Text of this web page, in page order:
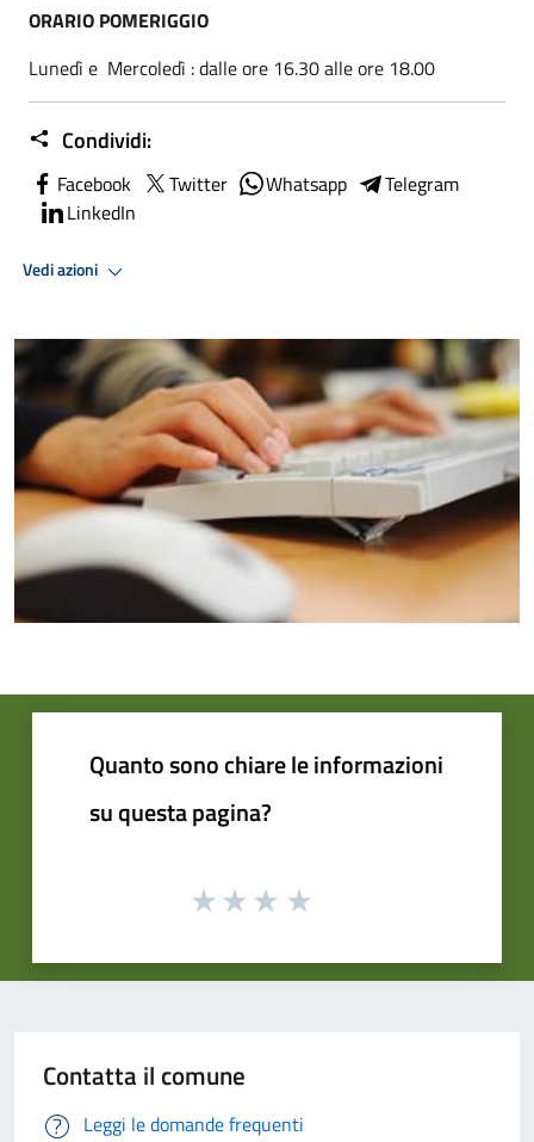
ORARIO POMERIGGIO
Lunedì e Mercoledì : dalle ore 16.30 alle ore 18.00
Condividi:
Facebook Twitter Whatsapp
Telegram
LinkedIn
Vedi azioni
Quanto sono chiare le informazioni
su questa pagina?
Contatta il comune
Leggi le domande frequenti